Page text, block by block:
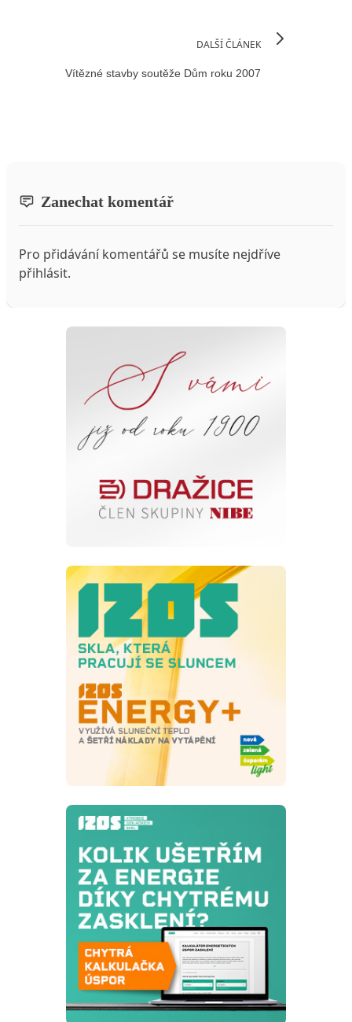
DALŠÍ ČLÁNEK
Vítězné stavby soutěže Dům roku 2007
Zanechat komentář
Pro přidávání komentářů se musíte nejdříve
přihlásit.